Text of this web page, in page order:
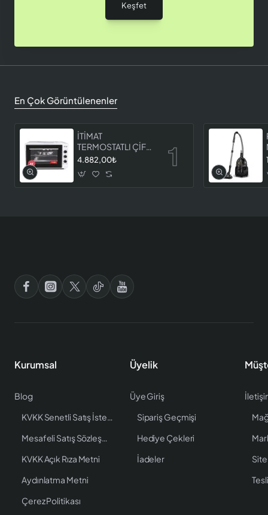
Keşfet
En Çok Görüntülenenler
İTİMAT
TERMOSTATLI ÇİFT
CAMLI FIRIN 8060
4.882,00₺
Kurumsal
Blog
KVKK Senetli Satış İstenen Bilgiler
Mesafeli Satış Sözleşmesi
KVKK Açık Rıza Metni
Aydınlatma Metni
Çerez Politikası
Üyelik
Üye Giriş
Sipariş Geçmişi
Hediye Çekleri
İadeler
Site